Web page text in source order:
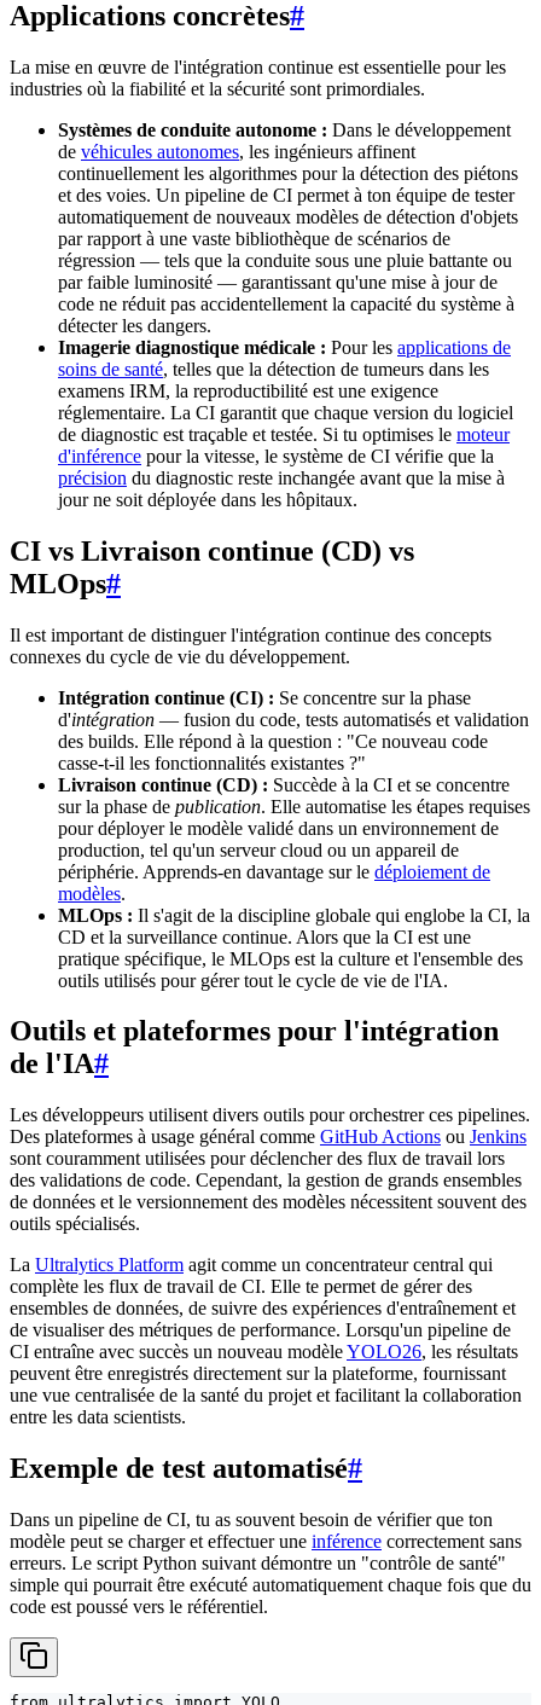
Applications concrètes#
La mise en œuvre de l'intégration continue est essentielle pour les
industries où la fiabilité et la sécurité sont primordiales.
Systèmes de conduite autonome : Dans le développement
de véhicules autonomes, les ingénieurs affinent
continuellement les algorithmes pour la détection des piétons
et des voies. Un pipeline de CI permet à ton équipe de tester
automatiquement de nouveaux modèles de détection d'objets
par rapport à une vaste bibliothèque de scénarios de
régression — tels que la conduite sous une pluie battante ou
par faible luminosité — garantissant qu'une mise à jour de
code ne réduit pas accidentellement la capacité du système à
détecter les dangers.
Imagerie diagnostique médicale : Pour les applications de
soins de santé, telles que la détection de tumeurs dans les
examens IRM, la reproductibilité est une exigence
réglementaire. La CI garantit que chaque version du logiciel
de diagnostic est traçable et testée. Si tu optimises le moteur
d'inférence pour la vitesse, le système de CI vérifie que la
précision du diagnostic reste inchangée avant que la mise à
jour ne soit déployée dans les hôpitaux.
CI vs Livraison continue (CD) vs
MLOps#
Il est important de distinguer l'intégration continue des concepts
connexes du cycle de vie du développement.
Intégration continue (CI) : Se concentre sur la phase
d'intégration — fusion du code, tests automatisés et validation
des builds. Elle répond à la question : "Ce nouveau code
casse-t-il les fonctionnalités existantes ?"
Livraison continue (CD) : Succède à la CI et se concentre
sur la phase de publication. Elle automatise les étapes requises
pour déployer le modèle validé dans un environnement de
production, tel qu'un serveur cloud ou un appareil de
périphérie. Apprends-en davantage sur le déploiement de
modèles.
MLOps : Il s'agit de la discipline globale qui englobe la CI, la
CD et la surveillance continue. Alors que la CI est une
pratique spécifique, le MLOps est la culture et l'ensemble des
outils utilisés pour gérer tout le cycle de vie de l'IA.
Outils et plateformes pour l'intégration
de l'IA#
Les développeurs utilisent divers outils pour orchestrer ces pipelines.
Des plateformes à usage général comme GitHub Actions ou Jenkins
sont couramment utilisées pour déclencher des flux de travail lors
des validations de code. Cependant, la gestion de grands ensembles
de données et le versionnement des modèles nécessitent souvent des
outils spécialisés.
La Ultralytics Platform agit comme un concentrateur central qui
complète les flux de travail de CI. Elle te permet de gérer des
ensembles de données, de suivre des expériences d'entraînement et
de visualiser des métriques de performance. Lorsqu'un pipeline de
CI entraîne avec succès un nouveau modèleYOLO26, les résultats
peuvent être enregistrés directement sur la plateforme, fournissant
une vue centralisée de la santé du projet et facilitant la collaboration
entre les data scientists.
Exemple de test automatisé#
Dans un pipeline de CI, tu as souvent besoin de vérifier que ton
modèle peut se charger et effectuer une inférence correctement sans
erreurs. Le script Python suivant démontre un "contrôle de santé"
simple qui pourrait être exécuté automatiquement chaque fois que du
code est poussé vers le référentiel.